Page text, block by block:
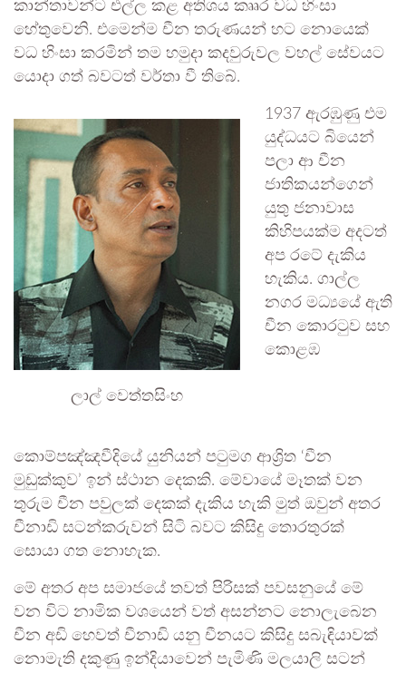
කාන්තාවන්ට එල්ල කළ අතිශය කෲර වධ හිංසා
හේතුවෙනි. එමෙන්ම චීන තරුණයන් හට නොයෙක්
වධ හිංසා කරමින් තම හමුදා කදවුරුවල වහල් සේවයට
යොදා ගත් බවටත් වර්තා වී තිබේ.
ලාල් වෙත්තසිංහ
1937 ඇරඹුණු එම
යුද්ධයට බියෙන්
පලා ආ චීන
ජාතිකයන්ගෙන්
යුතු ජනාවාස
කිහිපයක්ම අදටත්
අප රටේ දැකිය
හැකිය. ගාල්ල
නගර මධ්‍යයේ ඇති
චීන කොරටුව සහ
කොළඹ
කොම්පඤ්ඤවීදියේ යුනියන් පටුමග ආශ්‍රිත ‘චීන
මුඩුක්කුව’ ඉන් ස්ථාන දෙකකි. මේවායේ මෑතක් වන
තුරුම චීන පවුලක් දෙකක් දැකිය හැකි මුත් ඔවුන් අතර
චීනාඩි සටන්කරුවන් සිටි බවට කිසිදු තොරතුරක්
සොයා ගත නොහැක.
මේ අතර අප සමාජයේ තවත් පිරිසක් පවසනුයේ මේ
වන විට නාමික වශයෙන් වත් අසන්නට නොලැබෙන
චීන අඩි හෙවත් චීනාඩි යනු චීනයට කිසිදු සබැඳියාවක්
නොමැති දකුණු ඉන්දියාවෙන් පැමිණි මලයාලි සටන්